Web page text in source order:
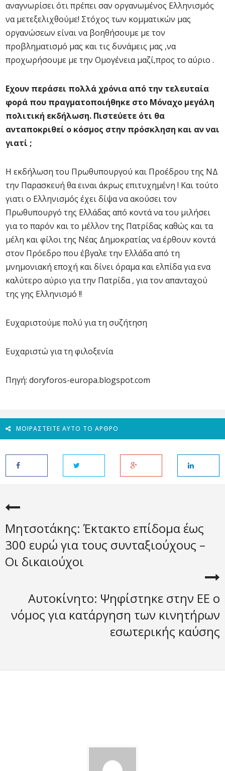
αναγνωρίσει ότι πρέπει σαν οργανωμένος Ελληνισμός
να μετεξελιχθούμε! Στόχος των κομματικών μας
οργανώσεων είναι να βοηθήσουμε με τον
προβληματισμό μας και τις δυνάμεις μας ,να
προχωρήσουμε με την Ομογένεια μαζί,προς το αύριο .
Εχουν περάσει πολλά χρόνια από την τελευταία
φορά που πραγματοποιήθηκε στο Μόναχο μεγάλη
πολιτική εκδήλωση. Πιστεύετε ότι θα
ανταποκριθεί ο κόσμος στην πρόσκληση και αν ναι
γιατί ;
Η εκδήλωση του Πρωθυπουργού και Προέδρου της ΝΔ
την Παρασκευή θα ειναι άκρως επιτυχημένη ! Και τούτο
γιατι ο Ελληνισμός έχει δίψα να ακούσει τον
Πρωθυπουργό της Ελλάδας από κοντά να του μιλήσει
για το παρόν και το μέλλον της Πατρίδας καθώς και τα
μέλη και φίλοι της Νέας Δημοκρατίας να έρθουν κοντά
στον Πρόεδρο που έβγαλε την Ελλάδα από τη
μνημονιακή εποχή και δίνει όραμα και ελπίδα για ενα
καλύτερο αύριο για την Πατρίδα , για τον απανταχού
της γης Ελληνισμό !!
Ευχαριστούμε πολύ για τη συζήτηση
Ευχαριστώ για τη φιλοξενία
Πηγή: doryforos-europa.blogspot.com
ΜΟΙΡΑΣΤΕΊΤΕ ΑΥΤΌ ΤΟ ΆΡΘΡΟ
Μητσοτάκης: Έκτακτο επίδομα έως
300 ευρώ για τους συνταξιούχους –
Οι δικαιούχοι
Αυτοκίνητο: Ψηφίστηκε στην ΕΕ ο
νόμος για κατάργηση των κινητήρων
εσωτερικής καύσης